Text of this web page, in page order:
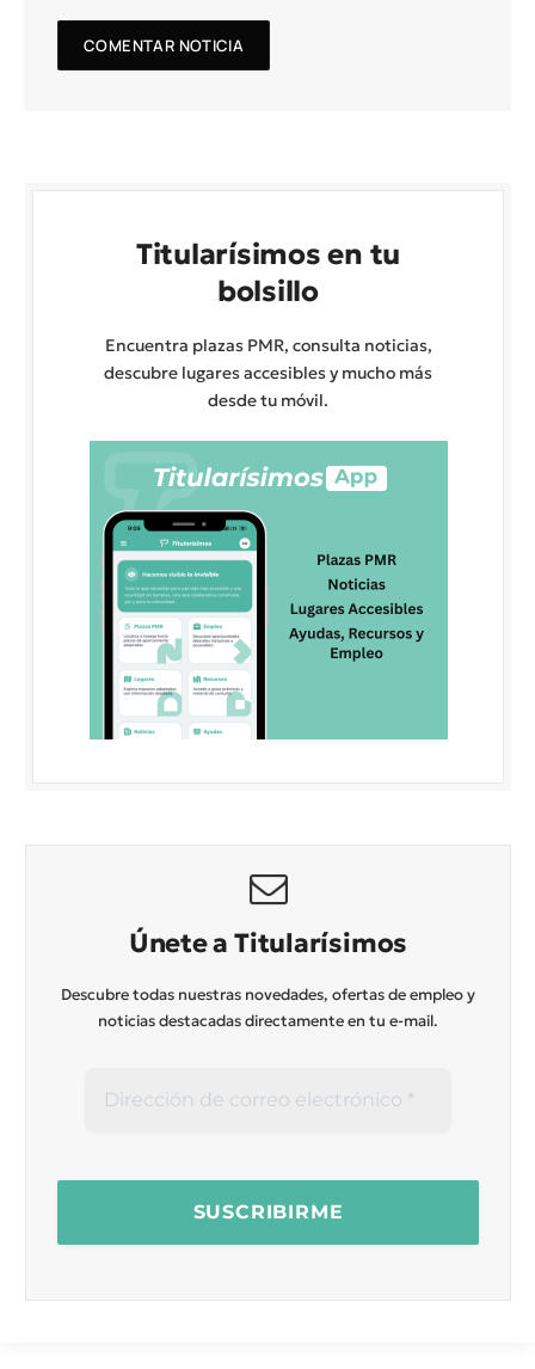
Titularísimos en tu
bolsillo
Encuentra plazas PMR, consulta noticias,
descubre lugares accesibles y mucho más
desde tu móvil.
Únete a Titularísimos
Descubre todas nuestras novedades, ofertas de empleo y
noticias destacadas directamente en tu e-mail.